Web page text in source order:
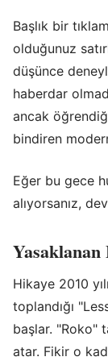
Başlık bir
olduğunuz
düşünce
haberdar
ancak
bindiren
Eğer bu gece
alıyorsanız,
Hikaye 2010
toplandığı
başlar. "Roko"
atar. Fikir o